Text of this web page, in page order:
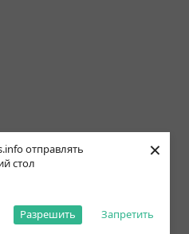
отправлять
стол
Запретить
Разрешить
×